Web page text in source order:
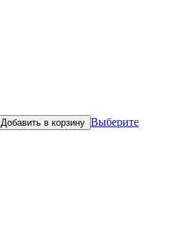
Добавить в корзину Выберите